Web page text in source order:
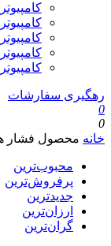
رهگیری سفارشات
0
0
خانه محصول فشار
محبوب‌ترین
پرفروش‌ترین
جدیدترین
ارزان‌ترین
گران‌ترین